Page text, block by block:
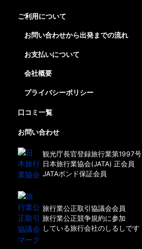
ご利用について
お問い合わせから出発までの流れ
お支払いについて
会社概要
プライバシーポリシー
口コミ一覧
お問い合わせ
観光庁長官登録旅行業第1997号
日本旅行業協会(JATA) 正会員
JATAボンド保証会員
旅行業公正取引協議会会員
旅行業公正競争規約に参加
している旅行会社のしるしです